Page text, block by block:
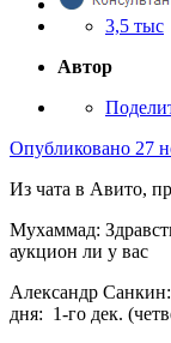
3,5 тыс
Автор
Опубликовано 27
Из чата в Авито,
Мухаммад:
аукцион ли у вас
Александр
дня: 1-го дек.